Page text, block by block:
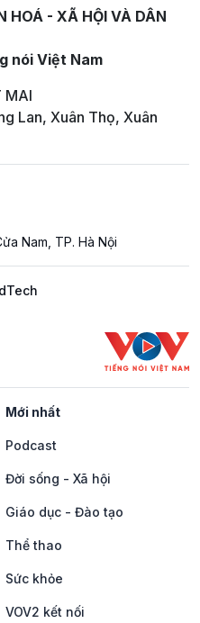
HOÁ - XÃ HỘI VÀ DÂN
nói Việt Nam
MAI
Lan, Xuân Thọ, Xuân
Nam, TP. Hà Nội
Mới nhất
Podcast
Đời sống - Xã hội
Giáo dục - Đào tạo
Thể thao
Sức khỏe
VOV2 kết nối